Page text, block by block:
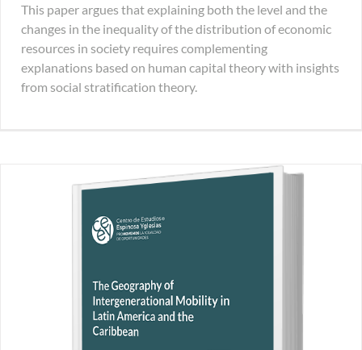
This paper argues that explaining both the level and the
changes in the inequality of the distribution of economic
resources in society requires complementing
explanations based on human capital theory with insights
from social stratification theory.